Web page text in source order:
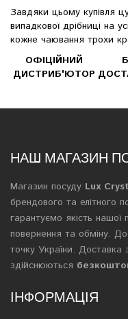
Завдяки цьому купівля
випадкової дрібниці на
кожне чаювання трохи
ОФІЦІЙНИЙ
ДИСТРИБ'ЮТОР
НАШ МАГАЗИН
Магазин посуду Lux
брендового та елітного
гарантуємо якість нашої
повернення та обміну.
точку України.
здійснюються
ІНФОРМАЦІЯ